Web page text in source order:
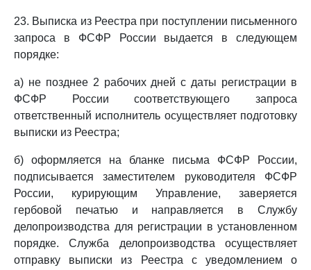
23. Выписка из Реестра при поступлении письменного
запроса в ФСФР России выдается в следующем
порядке:
а) не позднее 2 рабочих дней с даты регистрации в
ФСФР России соответствующего запроса
ответственный исполнитель осуществляет подготовку
выписки из Реестра;
б) оформляется на бланке письма ФСФР России,
подписывается заместителем руководителя ФСФР
России, курирующим Управление, заверяется
гербовой печатью и направляется в Службу
делопроизводства для регистрации в установленном
порядке. Служба делопроизводства осуществляет
отправку выписки из Реестра с уведомлением о